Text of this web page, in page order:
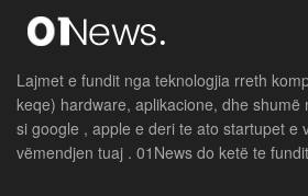
Lajmet e fundit nga teknologjia rreth
keqe) hardware, aplikacione, dhe shumë
si google , apple e deri te ato startupet e
vëmendjen tuaj . 01News do ketë te